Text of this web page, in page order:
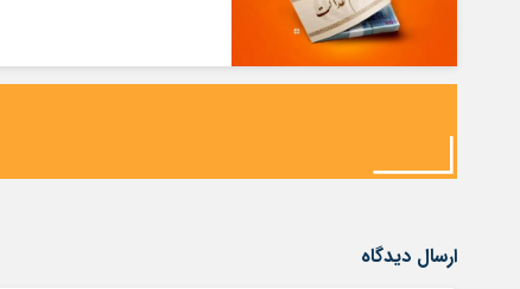
ارسال دیدگاه